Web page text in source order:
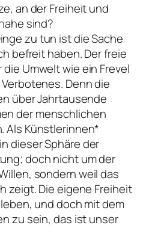
an der Freiheit und
sind?
zu tun ist die Sache
befreit haben. Der freie
Umwelt wie ein Frevel
Denn die
über Jahrtausende
der menschlichen
Als Künstlerinnen*
dieser Sphäre der
doch nicht um der
sondern weil das
zeigt. Die eigene Freiheit
und doch mit dem
zu sein, das ist unser